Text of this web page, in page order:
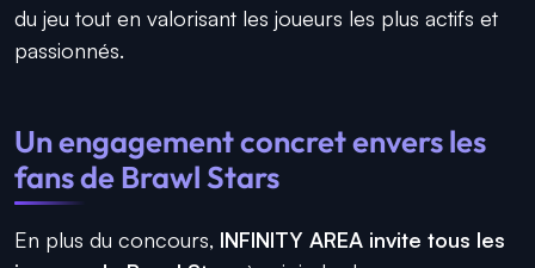
du jeu tout en valorisant les joueurs les plus actifs et
passionnés.
Un engagement concret envers les
fans de Brawl Stars
En plus du concours, INFINITY AREA invite tous les